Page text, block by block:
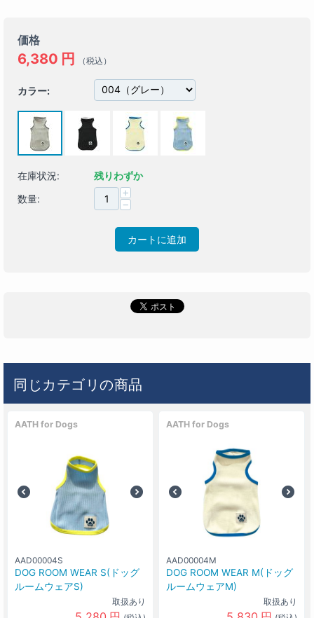
価格
6,380 円 （税込）
カラー:
在庫状況:
残りわずか
数量:
+
−
カートに追加
同じカテゴリの商品
AATH for Dogs
AAD00004S
DOG ROOM WEAR S(ドッグ
ルームウェアS)
取扱あり
AATH for Dogs
AAD00004M
DOG ROOM WEAR M(ドッグ
ルームウェアM)
取扱あり